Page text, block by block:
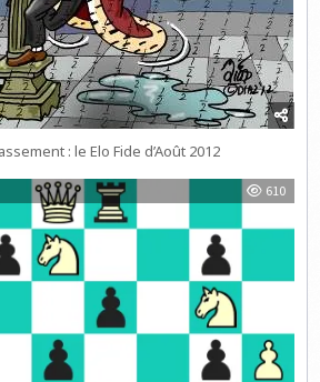
: le Elo Fide d’Août 2012
610